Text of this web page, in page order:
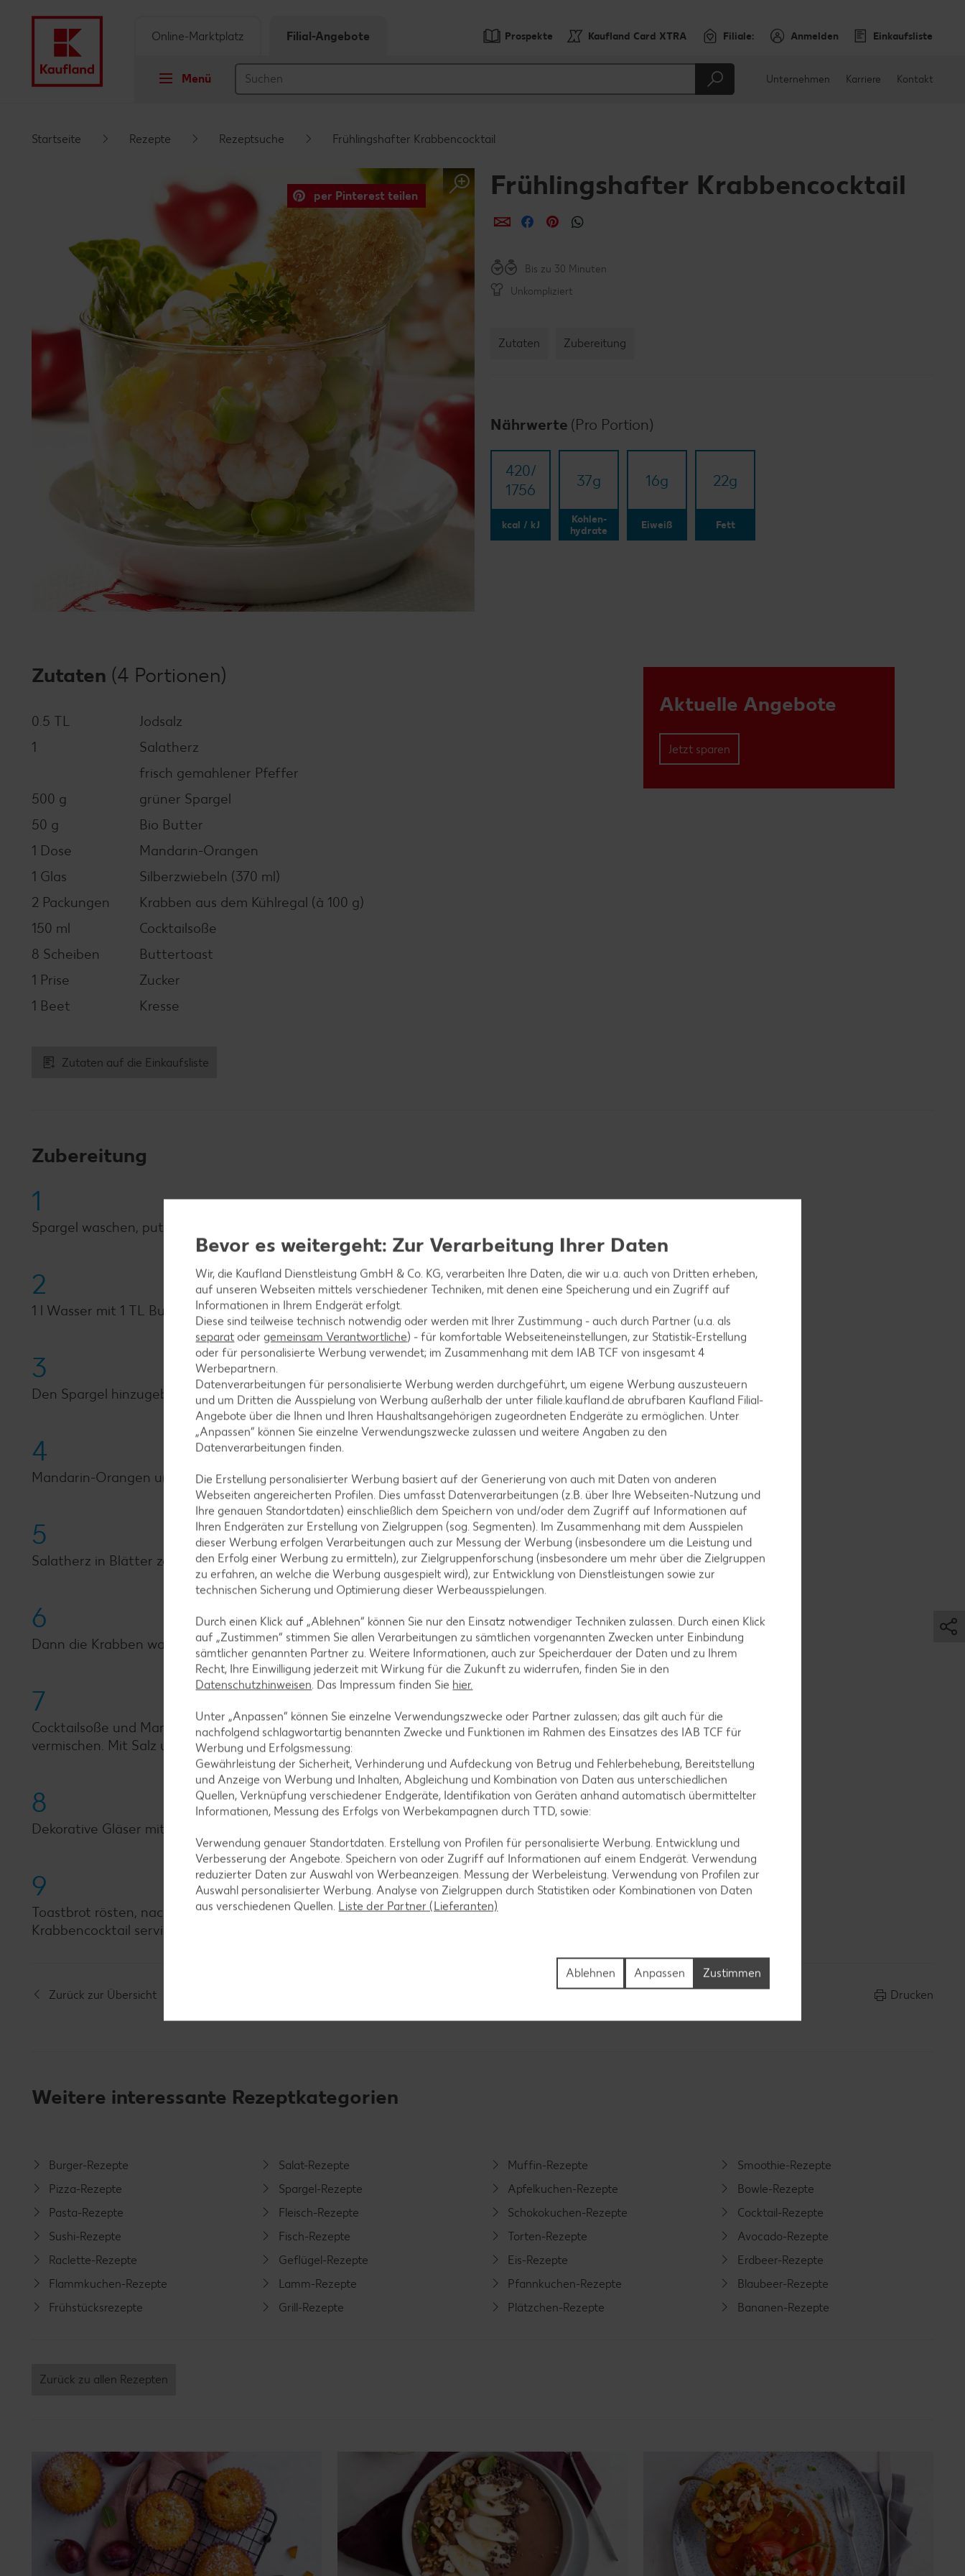
Schwebender Seitenbereich
Prospekte Kaufland Card XTRA Filiale: Anmelden Einkaufsliste
Menü
Online-Marktplatz Filial-Angebote
Unternehmen Karriere Kontakt
Startseite Rezepte Rezeptsuche Frühlingshafter Krabbencocktail
per Pinterest teilen Frühlingshafter Krabbencocktail
per E-Mail teilen
per Facebook teilen
per Pinterest teilen
Bis zu 30 Minuten
Unkompliziert
Zutaten Zubereitung
Nährwerte (Pro Portion)
420/​
1756
kcal / kJ
37g
Kohlen-
hydrate
16g
Eiweiß
22g
Fett
Aktuelle Angebote
Jetzt sparen
Zutaten (4 Portionen)
0.5 TL
Jodsalz
1
Salatherz
frisch gemahlener Pfeffer
500 g
grüner Spargel
50 g
Bio Butter
1 Dose
Mandarin-Orangen
1 Glas
Silberzwiebeln (370 ml)
2 Packungen
Krabben aus dem Kühlregal (à 100 g)
150 ml
Cocktailsoße
8 Scheiben
Buttertoast
1 Prise
Zucker
1 Beet
Kresse
Zutaten auf die Einkaufsliste
Zubereitung
1
Spargel waschen, putzen, das untere Drittel schälen und den Spargel in Stücke schneiden.
2
1 l Wasser mit 1 TL Butter, Salz und Zucker aufkochen.
3
Den Spargel hinzugeben und 5 Minuten garen. Dann abtropfen und abkühlen lassen.
4
Mandarin-Orangen und Silberzwiebeln abtropfen lassen, dabei 4 EL Mandarinensaft auffangen.
5
Salatherz in Blätter zerteilen, Blätter waschen und trocken tupfen.
6
Dann die Krabben waschen und trocken tupfen.
7
Cocktailsoße und Mandarinensaft verrühren, mit Spargel, Krabben, Mandarin-Orangen und Silberzwiebeln
vermischen. Mit Salz und Pfeffer würzen und die Kresse vom Beet schneiden.
8
Dekorative Gläser mit den Salatblättern auslegen, Krabbencocktail einfüllen und Kresse darüberstreuen.
9
Toastbrot rösten, nach Wunsch zu Herzen ausstechen, mit der übrigen Butter bestreichen und zu dem
Krabbencocktail servieren.
Zurück zur Übersicht Drucken
Weitere interessante Rezeptkategorien
Burger-Rezepte
Pizza-Rezepte
Pasta-Rezepte
Sushi-Rezepte
Raclette-Rezepte
Flammkuchen-Rezepte
Frühstücksrezepte
Salat-Rezepte
Spargel-Rezepte
Fleisch-Rezepte
Fisch-Rezepte
Geflügel-Rezepte
Lamm-Rezepte
Grill-Rezepte
Muffin-Rezepte
Apfelkuchen-Rezepte
Schokokuchen-Rezepte
Torten-Rezepte
Eis-Rezepte
Pfannkuchen-Rezepte
Plätzchen-Rezepte
Smoothie-Rezepte
Bowle-Rezepte
Cocktail-Rezepte
Avocado-Rezepte
Erdbeer-Rezepte
Blaubeer-Rezepte
Bananen-Rezepte
Zurück zu allen Rezepten
Bevor es weitergeht: Zur Verarbeitung Ihrer Daten
Wir, die Kaufland Dienstleistung GmbH & Co. KG, verarbeiten Ihre Daten, die wir u.a. auch von Dritten erheben,
auf unseren Webseiten mittels verschiedener Techniken, mit denen eine Speicherung und ein Zugriff auf
Informationen in Ihrem Endgerät erfolgt.
Diese sind teilweise technisch notwendig oder werden mit Ihrer Zustimmung - auch durch Partner (u.a. als
separat oder gemeinsam Verantwortliche) - für komfortable Webseiteneinstellungen, zur Statistik-Erstellung
oder für personalisierte Werbung verwendet; im Zusammenhang mit dem IAB TCF von insgesamt4
Werbepartnern.
Datenverarbeitungen für personalisierte Werbung werden durchgeführt, um eigene Werbung auszusteuern
und um Dritten die Ausspielung von Werbung außerhalb der unter filiale.kaufland.de abrufbaren Kaufland Filial-
Angebote über die Ihnen und Ihren Haushaltsangehörigen zugeordneten Endgeräte zu ermöglichen. Unter
„Anpassen“ können Sie einzelne Verwendungszwecke zulassen und weitere Angaben zu den
Datenverarbeitungen finden.
Die Erstellung personalisierter Werbung basiert auf der Generierung von auch mit Daten von anderen
Webseiten angereicherten Profilen. Dies umfasst Datenverarbeitungen (z.B. über Ihre Webseiten-Nutzung und
Ihre genauen Standortdaten) einschließlich dem Speichern von und/oder dem Zugriff auf Informationen auf
Ihren Endgeräten zur Erstellung von Zielgruppen (sog. Segmenten). Im Zusammenhang mit dem Ausspielen
dieser Werbung erfolgen Verarbeitungen auch zur Messung der Werbung (insbesondere um die Leistung und
den Erfolg einer Werbung zu ermitteln), zur Zielgruppenforschung (insbesondere um mehr über die Zielgruppen
zu erfahren, an welche die Werbung ausgespielt wird), zur Entwicklung von Dienstleistungen sowie zur
technischen Sicherung und Optimierung dieser Werbeausspielungen.
Durch einen Klick auf „Ablehnen“ können Sie nur den Einsatz notwendiger Techniken zulassen. Durch einen Klick
auf „Zustimmen“ stimmen Sie allen Verarbeitungen zu sämtlichen vorgenannten Zwecken unter Einbindung
sämtlicher genannten Partner zu. Weitere Informationen, auch zur Speicherdauer der Daten und zu Ihrem
Recht, Ihre Einwilligung jederzeit mit Wirkung für die Zukunft zu widerrufen, finden Sie in den
Datenschutzhinweisen. Das Impressum finden Sie hier.
Unter „Anpassen“ können Sie einzelne Verwendungszwecke oder Partner zulassen; das gilt auch für die
nachfolgend schlagwortartig benannten Zwecke und Funktionen im Rahmen des Einsatzes des IAB TCF für
Werbung und Erfolgsmessung:
Gewährleistung der Sicherheit, Verhinderung und Aufdeckung von Betrug und Fehlerbehebung, Bereitstellung
und Anzeige von Werbung und Inhalten, Abgleichung und Kombination von Daten aus unterschiedlichen
Quellen, Verknüpfung verschiedener Endgeräte, Identifikation von Geräten anhand automatisch übermittelter
Informationen, Messung des Erfolgs von Werbekampagnen durch TTD, sowie:
Verwendung genauer Standortdaten. Erstellung von Profilen für personalisierte Werbung. Entwicklung und
Verbesserung der Angebote. Speichern von oder Zugriff auf Informationen auf einem Endgerät. Verwendung
reduzierter Daten zur Auswahl von Werbeanzeigen. Messung der Werbeleistung. Verwendung von Profilen zur
Auswahl personalisierter Werbung. Analyse von Zielgruppen durch Statistiken oder Kombinationen von Daten
aus verschiedenen Quellen. Liste der Partner (Lieferanten)
Zustimmen
Anpassen
Ablehnen